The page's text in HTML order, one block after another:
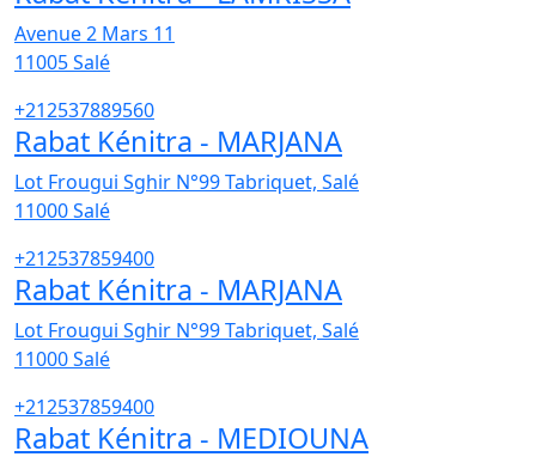
Avenue 2 Mars 11
11005Salé
+212537889560
Rabat Kénitra - MARJANA
Lot Frougui Sghir N°99 Tabriquet, Salé
11000Salé
+212537859400
Rabat Kénitra - MARJANA
Lot Frougui Sghir N°99 Tabriquet, Salé
11000Salé
+212537859400
Rabat Kénitra - MEDIOUNA